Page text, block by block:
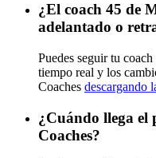
¿El coach 45 de
adelantado o
Puedes seguir tu
tiempo real y los
Coaches descargando
¿Cuándo llega
Coaches?